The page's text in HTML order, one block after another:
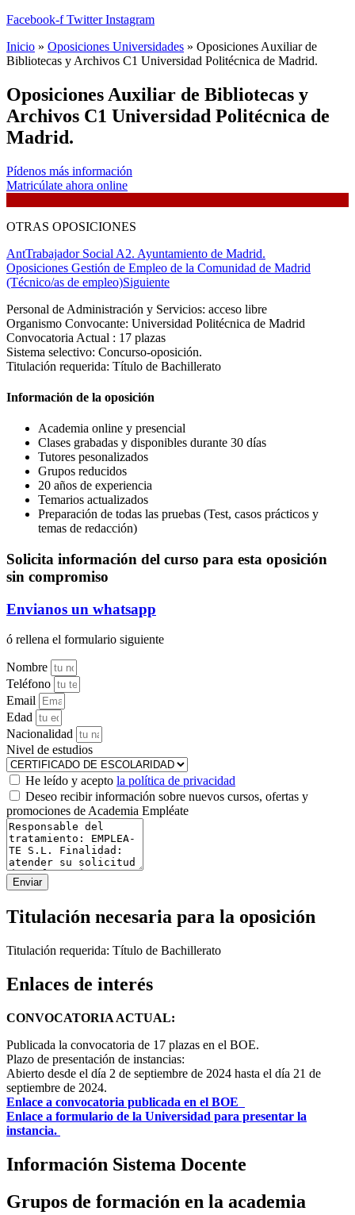
Facebook-f Twitter Instagram
Inicio » Oposiciones Universidades » Oposiciones Auxiliar de
Bibliotecas y Archivos C1 Universidad Politécnica de Madrid.
Oposiciones Auxiliar de Bibliotecas y
Archivos C1 Universidad Politécnica de
Madrid.
Pídenos más información
Matricúlate ahora online
OTRAS OPOSICIONES
AntTrabajador Social A2. Ayuntamiento de Madrid.
Oposiciones Gestión de Empleo de la Comunidad de Madrid
(Técnico/as de empleo)Siguiente
Personal de Administración y Servicios: acceso libre
Organismo Convocante: Universidad Politécnica de Madrid
Convocatoria Actual : 17 plazas
Sistema selectivo: Concurso-oposición.
Titulación requerida: Título de Bachillerato
Información de la oposición
Academia online y presencial
Clases grabadas y disponibles durante 30 días
Tutores pesonalizados
Grupos reducidos
20 años de experiencia
Temarios actualizados
Preparación de todas las pruebas (Test, casos prácticos y
temas de redacción)
Solicita información del curso para esta oposición
sin compromiso
Envianos un whatsapp
ó rellena el formulario siguiente
Nombre
Teléfono
Email
Edad
Nacionalidad
Nivel de estudios
He leído y acepto la política de privacidad
Deseo recibir información sobre nuevos cursos, ofertas y
promociones de Academia Empléate
Enviar
Titulación necesaria para la oposición
Titulación requerida: Título de Bachillerato
Enlaces de interés
CONVOCATORIA ACTUAL:
Publicada la convocatoria de 17 plazas en el BOE.
Plazo de presentación de instancias:
Abierto desde el día 2 de septiembre de 2024 hasta el día 21 de
septiembre de 2024.
Enlace a convocatoria publicada en el BOE
Enlace a formulario de la Universidad para presentar la
instancia.
Información Sistema Docente
Grupos de formación en la academia